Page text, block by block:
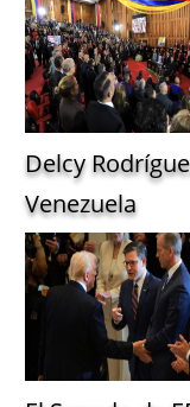
Delcy
Venezuela